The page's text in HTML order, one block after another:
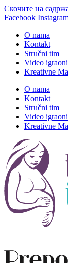
Скочите на
Facebook
O nama
Kontakt
Stručni tim
Video
Kreativne
O nama
Kontakt
Stručni tim
Video
Kreativne